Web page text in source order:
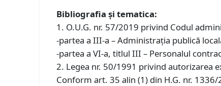
Bibliografia și tematica:
1. O.U.G. nr. 57/2019 privind Codul
-partea a III-a – Administrația publică
-partea a VI-a, titlul III – Personalul
2. Legea nr. 50/1991 privind autorizarea
Conform art. 35 alin (1) din H.G. nr.